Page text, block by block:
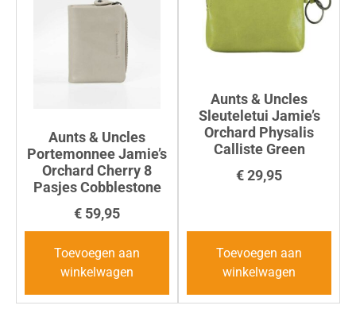
Aunts & Uncles
Portemonnee Jamie’s
Orchard Cherry 8
Pasjes Cobblestone
€ 59,95
Toevoegen aan
winkelwagen
Aunts & Uncles
Sleuteletui Jamie’s
Orchard Physalis
Calliste Green
€29,95
Toevoegen aan
winkelwagen